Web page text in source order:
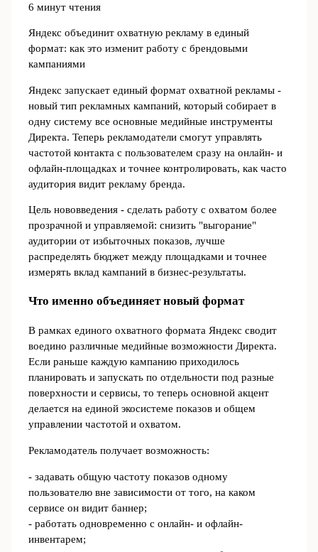
6 минут чтения
Яндекс объединит охватную рекламу в единый
формат: как это изменит работу с брендовыми
кампаниями
Яндекс запускает единый формат охватной рекламы -
новый тип рекламных кампаний, который собирает в
одну систему все основные медийные инструменты
Директа. Теперь рекламодатели смогут управлять
частотой контакта с пользователем сразу на онлайн- и
офлайн-площадках и точнее контролировать, как часто
аудитория видит рекламу бренда.
Цель нововведения - сделать работу с охватом более
прозрачной и управляемой: снизить "выгорание"
аудитории от избыточных показов, лучше
распределять бюджет между площадками и точнее
измерять вклад кампаний в бизнес-результаты.
Что именно объединяет новый формат
В рамках единого охватного формата Яндекс сводит
воедино различные медийные возможности Директа.
Если раньше каждую кампанию приходилось
планировать и запускать по отдельности под разные
поверхности и сервисы, то теперь основной акцент
делается на единой экосистеме показов и общем
управлении частотой и охватом.
Рекламодатель получает возможность:
- задавать общую частоту показов одному
пользователю вне зависимости от того, на каком
сервисе он видит баннер;
- работать одновременно с онлайн- и офлайн-
инвентарем;